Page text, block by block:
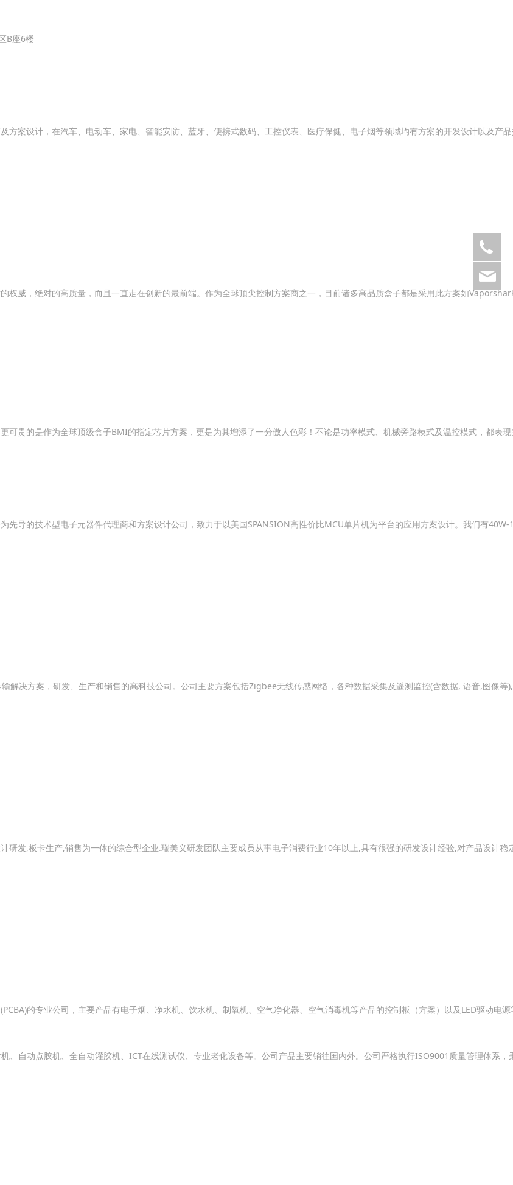
B座6楼
方案设计，在汽车、电动车、家电、智能安防、蓝牙、便携式数码、工控仪表、医疗保健、电子烟等领域均有方案的开发设计以及产
权威，绝对的高质量，而且一直走在创新的最前端。作为全球顶尖控制方案商之一，目前诸多高品质盒子都是采用此方案如
可贵的是作为全球顶级盒子BMI的指定芯片方案，更是为其增添了一分傲人色彩！不论是功率模式、机械旁路模式及温控模式，都表
先导的技术型电子元器件代理商和方案设计公司，致力于以美国SPANSION高性价比MCU单片机为平台的应用方案设计。我们有
解决方案，研发、生产和销售的高科技公司。公司主要方案包括Zigbee无线传感网络，各种数据采集及遥测监控(含数据, 语音,图
研发,板卡生产,销售为一体的综合型企业.瑞美义研发团队主要成员从事电子消费行业10年以上,具有很强的研发设计经验,对产品设
的专业公司，主要产品有电子烟、净水机、饮水机、制氧机、空气净化器、空气消毒机等产品的控制板（方案）以及LED驱动电
、自动点胶机、全自动灌胶机、ICT在线测试仪、专业老化设备等。公司产品主要销往国内外。公司严格执行ISO9001质量管理体系